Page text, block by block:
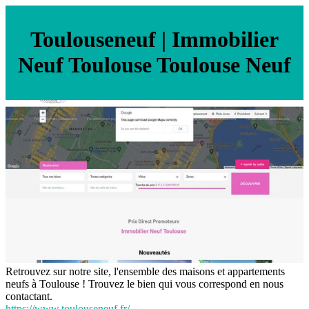
Toulouse­neuf | Immobilier
Neuf Toulouse Toulouse Neuf
Retrouvez sur notre site, l'ensemble des maisons et appartements
neufs à Toulouse ! Trouvez le bien qui vous correspond en nous
contactant.